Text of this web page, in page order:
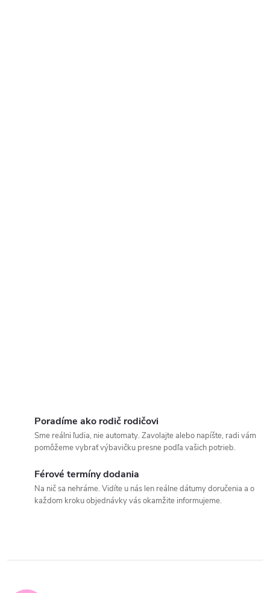
Poradíme ako rodič rodičovi
Sme reálni ľudia, nie automaty. Zavolajte alebo napíšte, radi vám
pomôžeme vybrať výbavičku presne podľa vašich potrieb.
Férové termíny dodania
Na nič sa nehráme. Vidíte u nás len reálne dátumy doručenia a o
každom kroku objednávky vás okamžite informujeme.